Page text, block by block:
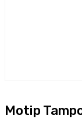
Motip